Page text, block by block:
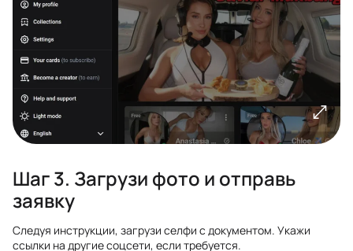
Шаг 3. Загрузи фото и отправь
заявку
Следуя инструкции, загрузи селфи с документом. Укажи
ссылки на другие соцсети, если требуется.